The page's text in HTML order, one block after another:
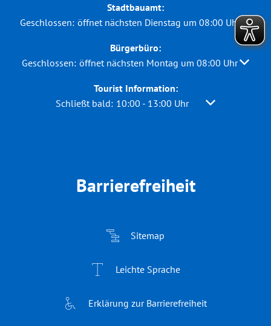
Stadtbauamt:
Klicken, um weitere Öffnungs- oder Schließzeiten
Geschlossen: öffnet nächsten Dienstag um 08:00 Uhr
Bürgerbüro:
Klicken, um weitere Öffnungs- oder Schließzeiten
Geschlossen: öffnet nächsten Montag um 08:00 Uhr
Tourist Information:
Klicken, um weitere Öffnungs- oder Schließzeiten
Schließt bald: 10:00 - 13:00 Uhr Von 10:00 bis
Barrierefreiheit
Sitemap
Leichte Sprache
Erklärung zur Barrierefreiheit